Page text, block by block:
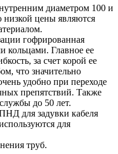
диаметром 100 и
низкой цены являются
гофрированная
кольцами. Главное ее
за счет корой ее
что значительно
удобно при переходе
препятствий. Также
до 50 лет.
для задувки кабеля
для
труб.